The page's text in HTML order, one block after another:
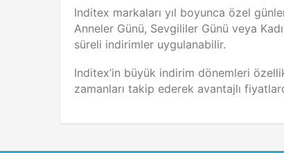
Inditex markaları yıl boyunca özel
Anneler Günü, Sevgililer Günü veya
süreli indirimler uygulanabilir.
Inditex’in büyük indirim dönemleri
zamanları takip ederek avantajlı